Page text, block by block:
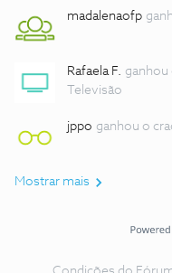
madalenaofp
Rafaela F. ganhou
Televisão
jppo ganhou o
Mostrar mais